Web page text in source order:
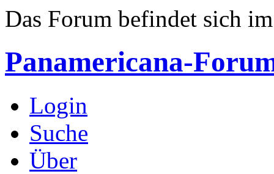
Das Forum befindet sich
Panamericana-
Login
Suche
Über